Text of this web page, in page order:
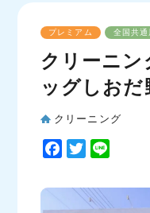
プレミアム 全国共通
クリーニ
ッグしおだ
クリーニング
F
c
T
i
t
n
e